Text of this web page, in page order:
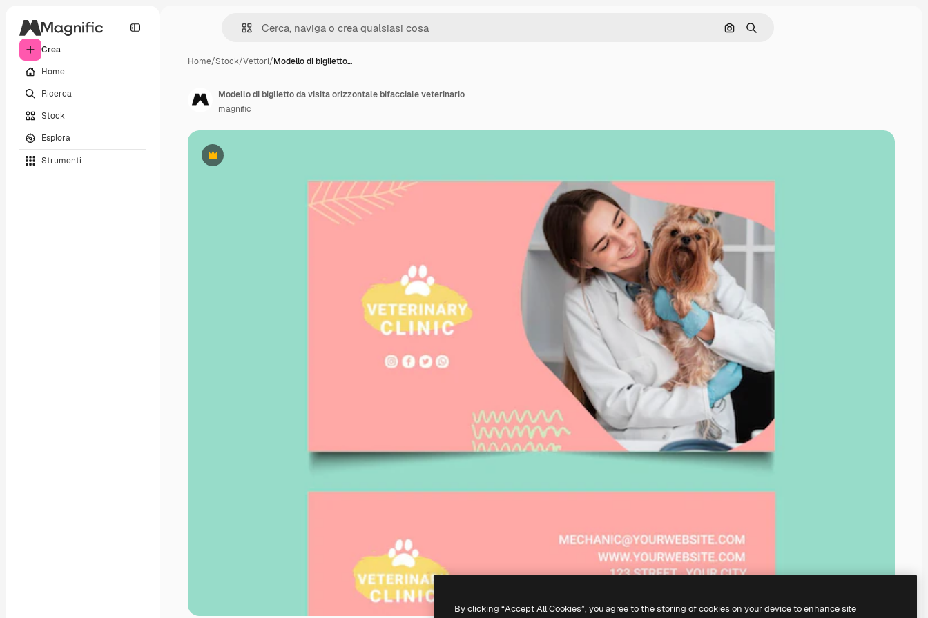
Crea
Home
Ricerca
Stock
Esplora
Strumenti
Cerca per immagine
Ricerca
Home/Stock/Vettori/Modello di biglietto…
Premium
Modello di biglietto da visita orizzontale bifacciale veterinario
magnific
By clicking “Accept All Cookies”, you agree to the storing of cookies on your device to enhance site